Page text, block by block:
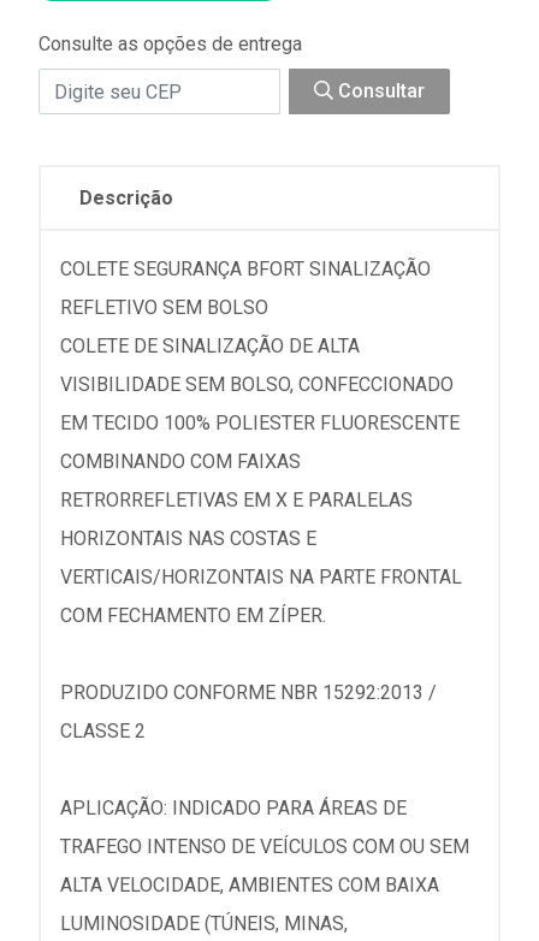
Consulte as opções de entrega
Consultar
Descrição
COLETE SEGURANÇA BFORT SINALIZAÇÃO
REFLETIVO SEM BOLSO
COLETE DE SINALIZAÇÃO DE ALTA
VISIBILIDADE SEM BOLSO, CONFECCIONADO
EM TECIDO 100% POLIESTER FLUORESCENTE
COMBINANDO COM FAIXAS
RETRORREFLETIVAS EM X E PARALELAS
HORIZONTAIS NAS COSTAS E
VERTICAIS/HORIZONTAIS NA PARTE FRONTAL
COM FECHAMENTO EM ZÍPER.
PRODUZIDO CONFORME NBR 15292:2013 /
CLASSE 2
APLICAÇÃO: INDICADO PARA ÁREAS DE
TRAFEGO INTENSO DE VEÍCULOS COM OU SEM
ALTA VELOCIDADE, AMBIENTES COM BAIXA
LUMINOSIDADE (TÚNEIS, MINAS,